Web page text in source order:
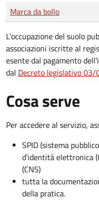
Tipo di pagamento
Importo
Marca da bollo
L'occupazione del suolo
associazioni iscritte al
esente dal pagamento
dal Decreto legislativo
Cosa serve
Per accedere al servizio,
SPID (sistema
d’identità elettronica
(CNS)
tutta la
della pratica.